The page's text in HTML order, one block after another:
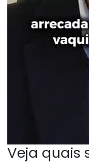
Veja quais